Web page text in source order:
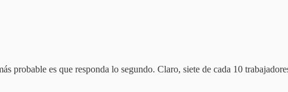
probable es que responda lo segundo. Claro, siete de cada 10